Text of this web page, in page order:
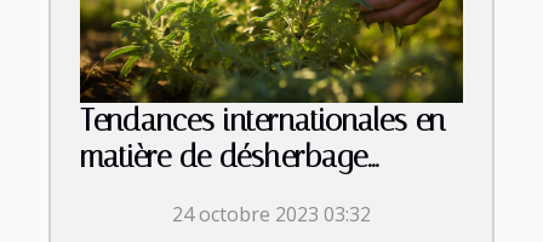
Tendances internationales en
matière de désherbage
24 octobre 2023 03:32